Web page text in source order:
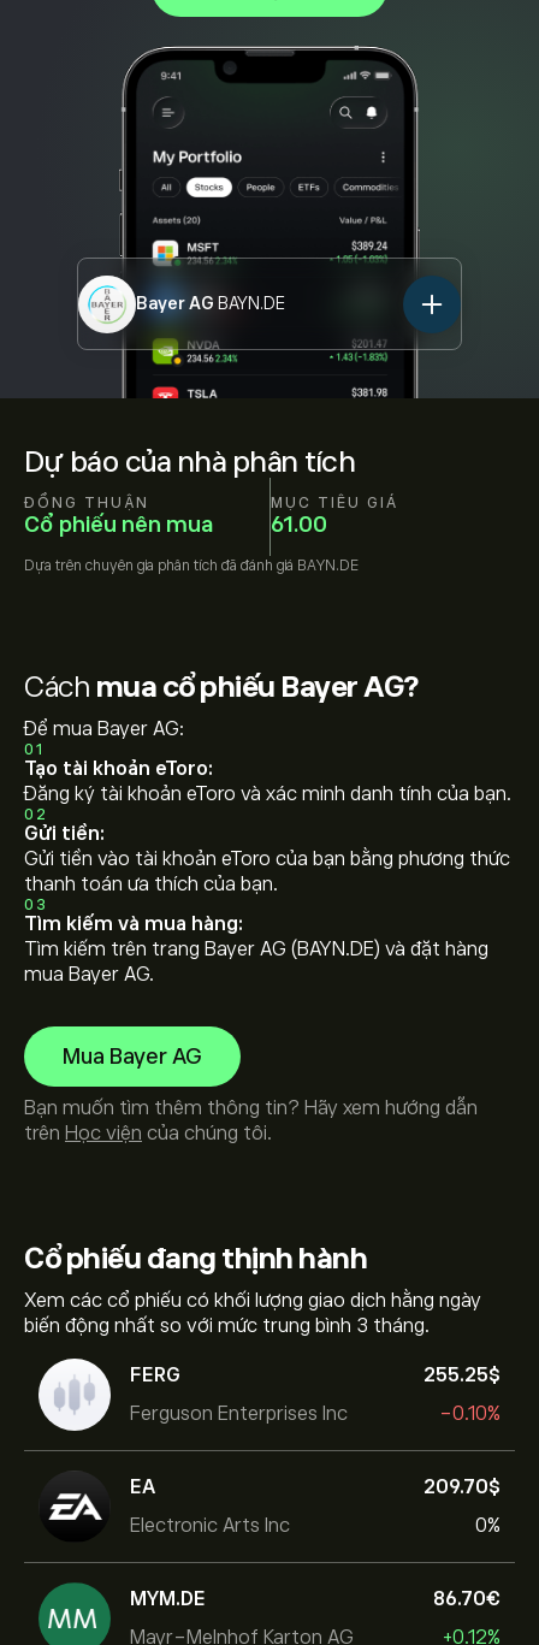
Dự báo của nhà phân tích
ĐỒNG THUẬN
Cổ phiếu nên mua
MỤC TIÊU GIÁ
61.00
Dựa trên chuyên gia phân tích đã đánh giá BAYN.DE
Bayer AG BAYN.DE
Cổ phiếu đang thịnh hành
Xem các cổ phiếu có khối lượng giao dịch hằng ngày
biến động nhất so với mức trung bình 3 tháng.
FERG
Ferguson Enterprises Inc
255.25‎$‎
-0.10%
EA
Electronic Arts Inc
209.70‎$‎
0%
MYM.DE
Mayr-Melnhof Karton AG
86.70‎€‎
+0.12%
Cách mua cổ phiếu Bayer AG?
Để mua Bayer AG:
01
Tạo tài khoản eToro:
Đăng ký tài khoản eToro và xác minh danh tính của bạn.
02
Gửi tiền:
Gửi tiền vào tài khoản eToro của bạn bằng phương thức
thanh toán ưa thích của bạn.
03
Tìm kiếm và mua hàng:
Tìm kiếm trên trang Bayer AG (BAYN.DE) và đặt hàng
mua Bayer AG.
Mua Bayer AG
Bạn muốn tìm thêm thông tin? Hãy xem hướng dẫn
trên Học viện của chúng tôi.